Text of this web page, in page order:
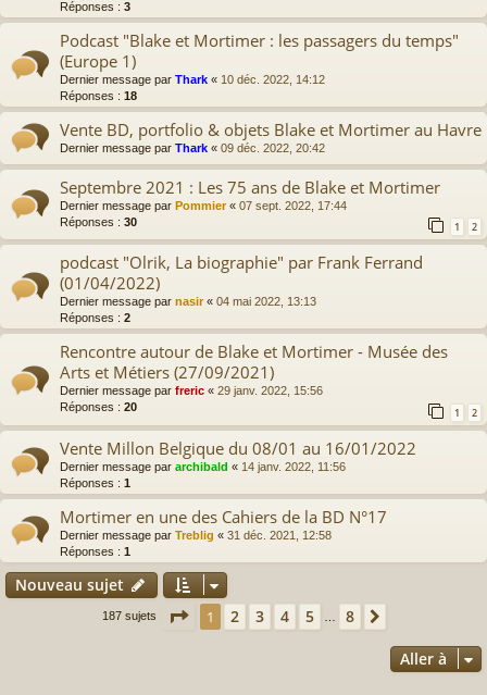
Réponses : 3
Podcast "Blake et Mortimer : les passagers du temps"
(Europe 1)
Dernier message par Thark « 10 déc. 2022, 14:12
Réponses : 18
Vente BD, portfolio & objets Blake et Mortimer au Havre
Dernier message par Thark « 09 déc. 2022, 20:42
Septembre 2021 : Les 75 ans de Blake et Mortimer
Dernier message par Pommier« 07 sept. 2022, 17:44
Réponses : 30 1 2
podcast "Olrik, La biographie" par Frank Ferrand
(01/04/2022)
Dernier message par nasir « 04 mai 2022, 13:13
Réponses : 2
Rencontre autour de Blake et Mortimer - Musée des
Arts et Métiers (27/09/2021)
Dernier message par freric « 29 janv. 2022, 15:56
Réponses : 20 1 2
Vente Millon Belgique du 08/01 au 16/01/2022
Dernier message par archibald « 14 janv. 2022, 11:56
Réponses : 1
Mortimer en une des Cahiers de la BD N°17
Dernier message par Treblig « 31 déc. 2021, 12:58
Réponses : 1
Nouveau sujet
187 sujets Page 1sur
1 2 3 4 5 8
Aller à